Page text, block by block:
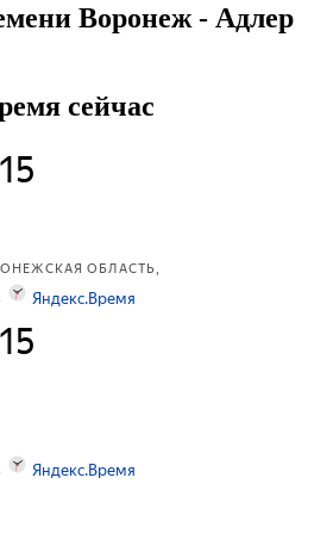
Воронеж - Адлер
сейчас